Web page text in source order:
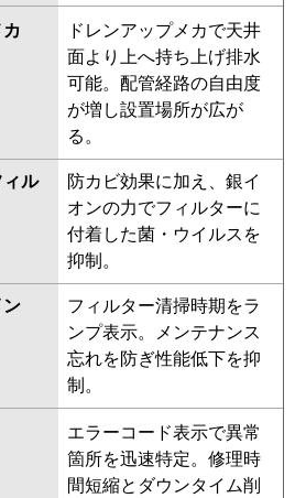
PLZX-HRMP112EV
ERMP112EEW PLZX-
PLZX-
PLZX-
PLZX-ERMP112ELEV
ERMP112EEV
PLZX-
PLZX-ERMP112ER
GP112RHNP5 RCI-
GP112RSHP9
RCI-
RCI-GP112RSHP8
GP112RHNP2 RCI-
RCI-GP112RHNP1
GP112RSHP6
RCI-GP112RHNP
AP112HNP9-kobe RCI-
RCI-GP112RSHP3
ドレンアップメカで天井
面より上へ持ち上げ排水
可能。配管経路の自由度
が増し設置場所が広が
る。
ィル
防カビ効果に加え、銀イ
オンの力でフィルターに
付着した菌・ウイルスを
抑制。
フィルター清掃時期をラ
ンプ表示。メンテナンス
忘れを防ぎ性能低下を抑
制。
エラーコード表示で異常
箇所を迅速特定。修理時
間短縮とダウンタイム削